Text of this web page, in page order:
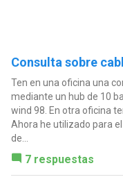
Consulta sobre
Ten en una oficina una
mediante un hub de 10
wind 98. En otra oficina
Ahora he utilizado para
de...
7 respuestas